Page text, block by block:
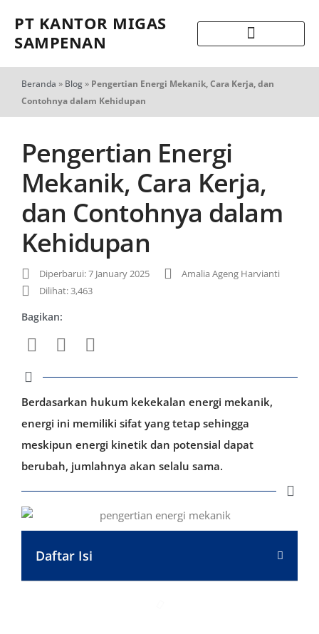
PT KANTOR MIGAS
SAMPENAN
Beranda » Blog» Pengertian Energi Mekanik, Cara Kerja, dan
Contohnya dalam Kehidupan
Pengertian Energi
Mekanik, Cara Kerja,
dan Contohnya dalam
Kehidupan
Diperbarui: 7 January 2025
Amalia Ageng Harvianti
Dilihat: 3,463
Bagikan:
Berdasarkan hukum kekekalan energi mekanik,
energi ini memiliki sifat yang tetap sehingga
meskipun energi kinetik dan potensial dapat
berubah, jumlahnya akan selalu sama.
Daftar Isi